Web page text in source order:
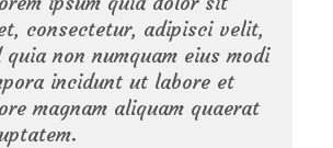
consectetur, adipisci velit,
quia non numquam eius modi
incidunt ut labore et
magnam aliquam quaerat